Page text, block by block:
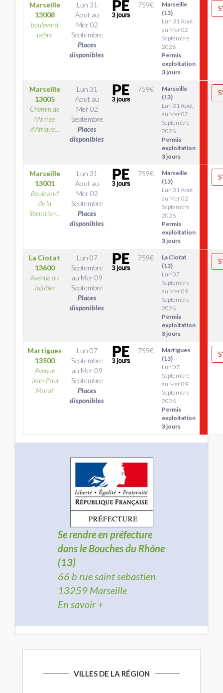
Marseille
13008
boulevard
pebre
Lun 31
Aout au
Mer 02
Septembre
Places
disponibles
759€
Marseille
(13)
Lun 31 Aout
au Mer 02
Septembre
2026
Permis
exploitation
3 jours
Marseille
13005
Chemin de
l'Armée
d'Afrique...
Lun 31
Aout au
Mer 02
Septembre
Places
disponibles
759€
Marseille
(13)
Lun 31 Aout
au Mer 02
Septembre
2026
Permis
exploitation
3 jours
Marseille
13001
Boulevard
de la
liberation...
Lun 31
Aout au
Mer 02
Septembre
Places
disponibles
759€
Marseille
(13)
Lun 31 Aout
au Mer 02
Septembre
2026
Permis
exploitation
3 jours
La Ciotat
13600
Avenue du
Jujubier
Lun 07
Septembre
au Mer 09
Septembre
Places
disponibles
759€
La Ciotat
(13)
Lun 07
Septembre
au Mer 09
Septembre
2026
Permis
exploitation
3 jours
Martigues
13500
Avenue
Jean-Paul
Marat
Lun 07
Septembre
au Mer 09
Septembre
Places
disponibles
759€
Martigues
(13)
Lun 07
Septembre
au Mer 09
Septembre
2026
Permis
exploitation
3 jours
Se rendre en préfecture
dans le Bouches du Rhône
(13)
66 b rue saint sebastien
13259 Marseille
En savoir +
VILLES DE LA RÉGION